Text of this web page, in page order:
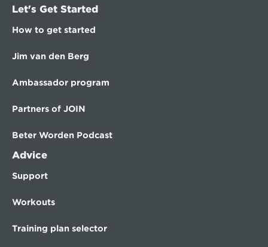
Let's Get Started
How to get started
Jim van den Berg
Ambassador program
Partners of JOIN
Beter Worden Podcast
Advice
Support
Workouts
Training plan selector